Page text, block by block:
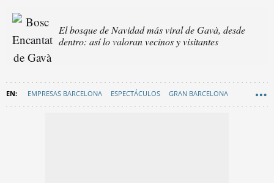
El bosque de Navidad más viral de Gavà, desde
dentro: así lo valoran vecinos y visitantes
EMPRESAS BARCELONA ESPECTÁCULOS GRAN BARCELONA